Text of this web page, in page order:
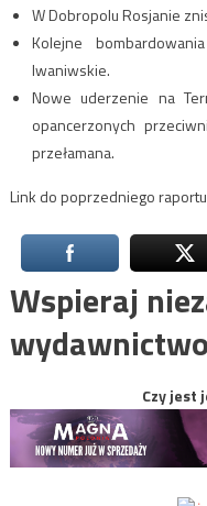
W Dobropolu Rosjanie
Kolejne
Iwaniwskie.
Nowe uderzenie na
opancerzonych
przełamana.
Link do poprzedniego
Wspieraj
Czy jest